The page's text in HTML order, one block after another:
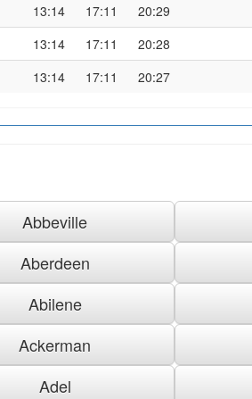
13:14 17:11 20:29
13:14 17:11 20:28
13:14 17:11 20:27
Abbeville
Aberdeen
Abilene
Ackerman
Adel